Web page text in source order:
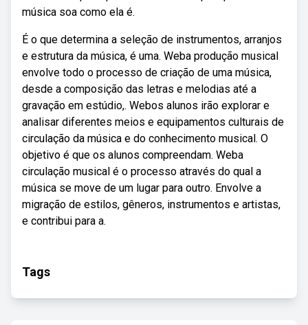
música soa como ela é.
É o que determina a seleção de instrumentos, arranjos
e estrutura da música, é uma. Weba produção musical
envolve todo o processo de criação de uma música,
desde a composição das letras e melodias até a
gravação em estúdio,. Webos alunos irão explorar e
analisar diferentes meios e equipamentos culturais de
circulação da música e do conhecimento musical. O
objetivo é que os alunos compreendam. Weba
circulação musical é o processo através do qual a
música se move de um lugar para outro. Envolve a
migração de estilos, gêneros, instrumentos e artistas,
e contribui para a.
Tags